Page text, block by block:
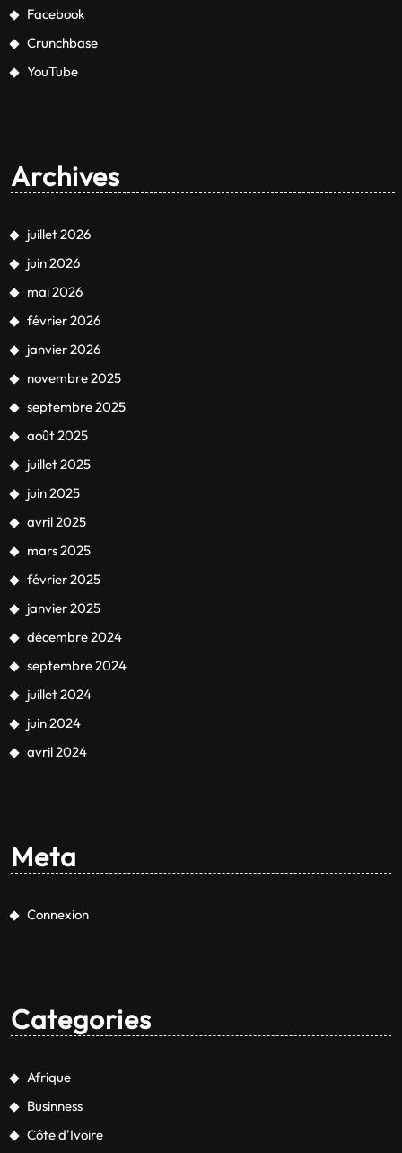
Facebook
Crunchbase
YouTube
Archives
juillet 2026
juin 2026
mai 2026
février 2026
janvier 2026
novembre 2025
septembre 2025
août 2025
juillet 2025
juin 2025
avril 2025
mars 2025
février 2025
janvier 2025
décembre 2024
septembre 2024
juillet 2024
juin 2024
avril 2024
Meta
Connexion
Categories
Afrique
Businness
Côte d'Ivoire